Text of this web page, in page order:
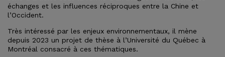
échanges et les influences réciproques entre la Chine et
l’Occident.
Très intéressé par les enjeux environnementaux, il mène
depuis 2023 un projet de thèse à l’Université du Québec à
Montréal consacré à ces thématiques.